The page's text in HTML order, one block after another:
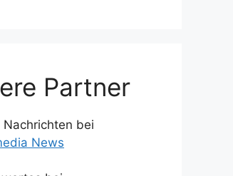
Partner
Nachrichten bei
News